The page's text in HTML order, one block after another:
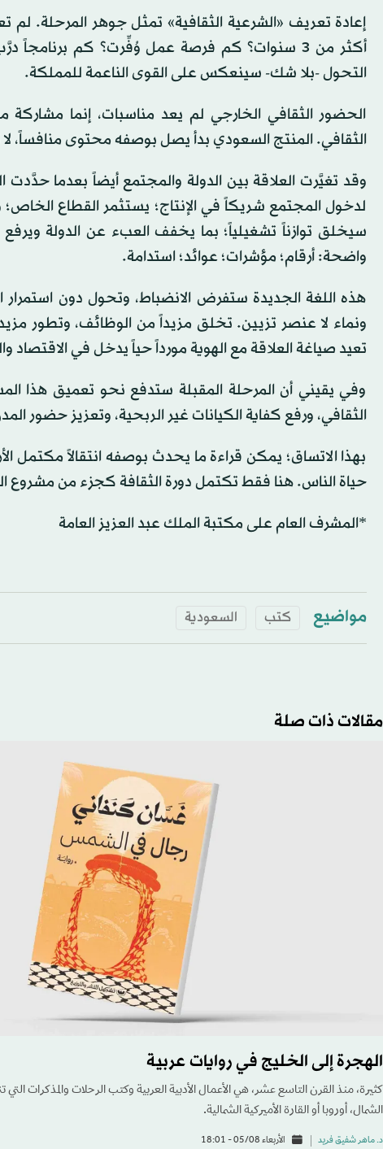
إعادة تعريف «الشرعية الثقافية» تمثل جوهر المرحلة. لم
أكثر من 3 سنوات؟ كم فرصة عمل وُفِّرت؟ كم
التحول -بلا شك- سينعكس على القوى الناعمة للمملكة.
الحضور الثقافي الخارجي لم يعد مناسبات، إنما مشاركة
الثقافي. المنتج السعودي بدأ يصل بوصفه محتوى منافساً، لا
وقد تغيَّرت العلاقة بين الدولة والمجتمع أيضاً بعدما
لدخول المجتمع شريكاً في الإنتاج؛ يستثمر القطاع الخاص؛
سيخلق توازناً تشغيلياً؛ بما يخفف العبء عن الدولة ويرفع
واضحة: أرقام؛ مؤشرات؛ عوائد؛ استدامة.
هذه اللغة الجديدة ستفرض الانضباط، وتحول دون استمرار
ونماء لا عنصر تزيين. تخلق مزيداً من الوظائف، وتطور
تعيد صياغة العلاقة مع الهوية مورداً حياً يدخل في الاقتصاد
وفي يقيني أن المرحلة المقبلة ستدفع نحو تعميق هذا
الثقافي، ورفع كفاية الكيانات غير الربحية، وتعزيز حضور
بهذا الاتساق؛ يمكن قراءة ما يحدث بوصفه انتقالاً
حياة الناس. هنا فقط تكتمل دورة الثقافة كجزء من مشروع
*المشرف العام على مكتبة الملك عبد العزيز العامة
مواضيع كتب السعودية
مقالات ذات صلة
الهجرة إلى الخليج في روايات عربية
كثيرة، منذ القرن التاسع عشر، هي الأعمال الأدبية العربية وكتب الرحلات والمذكرات
الشمال، أوروبا أو القارة الأميركية الشمالية.
د. ماهر شفيق فريد الأربعاء 05/08 - 18:01